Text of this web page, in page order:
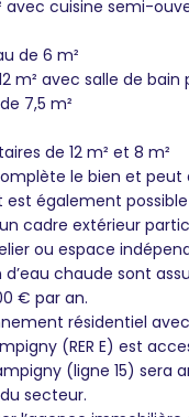
avec cuisine semi-
de 6 m²
m² avec salle de bain
7,5 m²
de 12 m² et 8 m²
le bien et
également
cadre extérieur
ou espace
chaude sont
€ par an.
résidentiel
(RER E) est
(ligne 15) sera
secteur.